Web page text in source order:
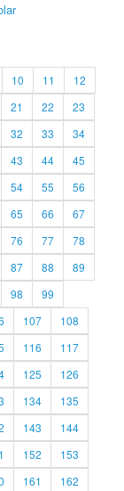
10 11
12
21 22
23
32 33
34
43 44
45
54 55
56
65 66
67
76 77
78
87 88
89
98
99
107
108
116
117
125
126
134
135
143
144
152
153
161
162